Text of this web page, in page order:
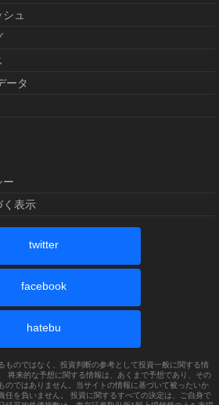
ュ
ータ
ー
く表示
twitter
facebook
hatebu
ものではなく、投資判断の参考として投資一般に関する情
将来的な予想に関する情報は、あくまで予想であり、その
のではありません。当サイトの情報に基づいて被ったいか
任を負いません。 投資に関するすべての決定は、ご自身で